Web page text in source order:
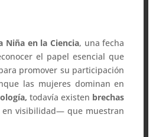
Niña en la Ciencia, una fecha
el papel esencial que
promover su participación
las mujeres dominan en
todavía existen brechas
en visibilidad— que muestran